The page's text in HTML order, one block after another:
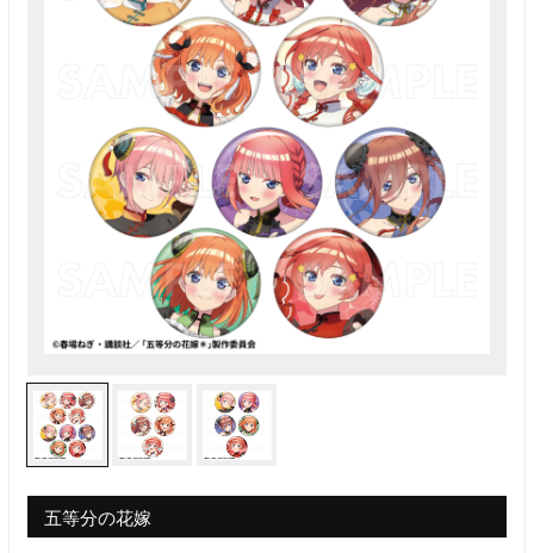
五等分の花嫁